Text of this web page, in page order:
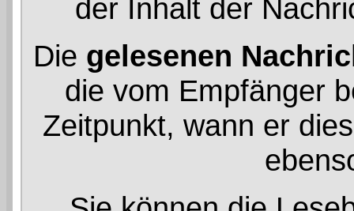
der Inhalt der
Die gelesenen
die vom Empfänger
Zeitpunkt, wann er